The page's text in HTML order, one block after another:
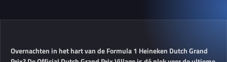
Overnachten in het hart van de Formula 1 Heineken Dutch Grand